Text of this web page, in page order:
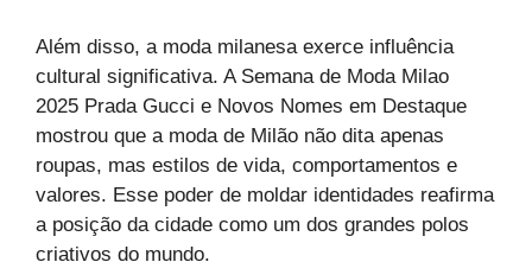
Além disso, a moda milanesa exerce influência
cultural significativa. A Semana de Moda Milao
2025 Prada Gucci e Novos Nomes em Destaque
mostrou que a moda de Milão não dita apenas
roupas, mas estilos de vida, comportamentos e
valores. Esse poder de moldar identidades reafirma
a posição da cidade como um dos grandes polos
criativos do mundo.